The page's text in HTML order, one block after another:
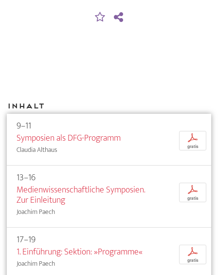
Inhalt
9–11
Symposien als DFG-Programm
Claudia Althaus
p
gratis
13–16
Medienwissenschaftliche Symposien.
Zur Einleitung
Joachim Paech
p
gratis
17–19
1. Einführung: Sektion: »Programme«
Joachim Paech
p
gratis